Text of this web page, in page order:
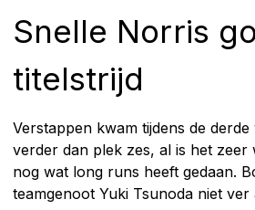
Snelle Norris
titelstrijd
Verstappen kwam tijdens de
verder dan plek zes, al is het zeer
nog wat long runs heeft gedaan.
teamgenoot Yuki Tsunoda niet